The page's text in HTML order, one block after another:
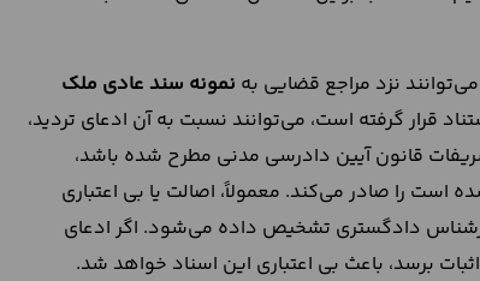
نزد مراجع قضایی به نمونه سند عادی ملک
قرار گرفته است، می‌توانند نسبت به آن ادعای تردید،
قانون آیین دادرسی مدنی مطرح شده باشد،
است را صادر می‌کند. معمولاً، اصالت یا بی اعتباری
دادگستری تشخیص داده می‌شود. اگر ادعای
برسد، باعث بی اعتباری این اسناد خواهد شد.